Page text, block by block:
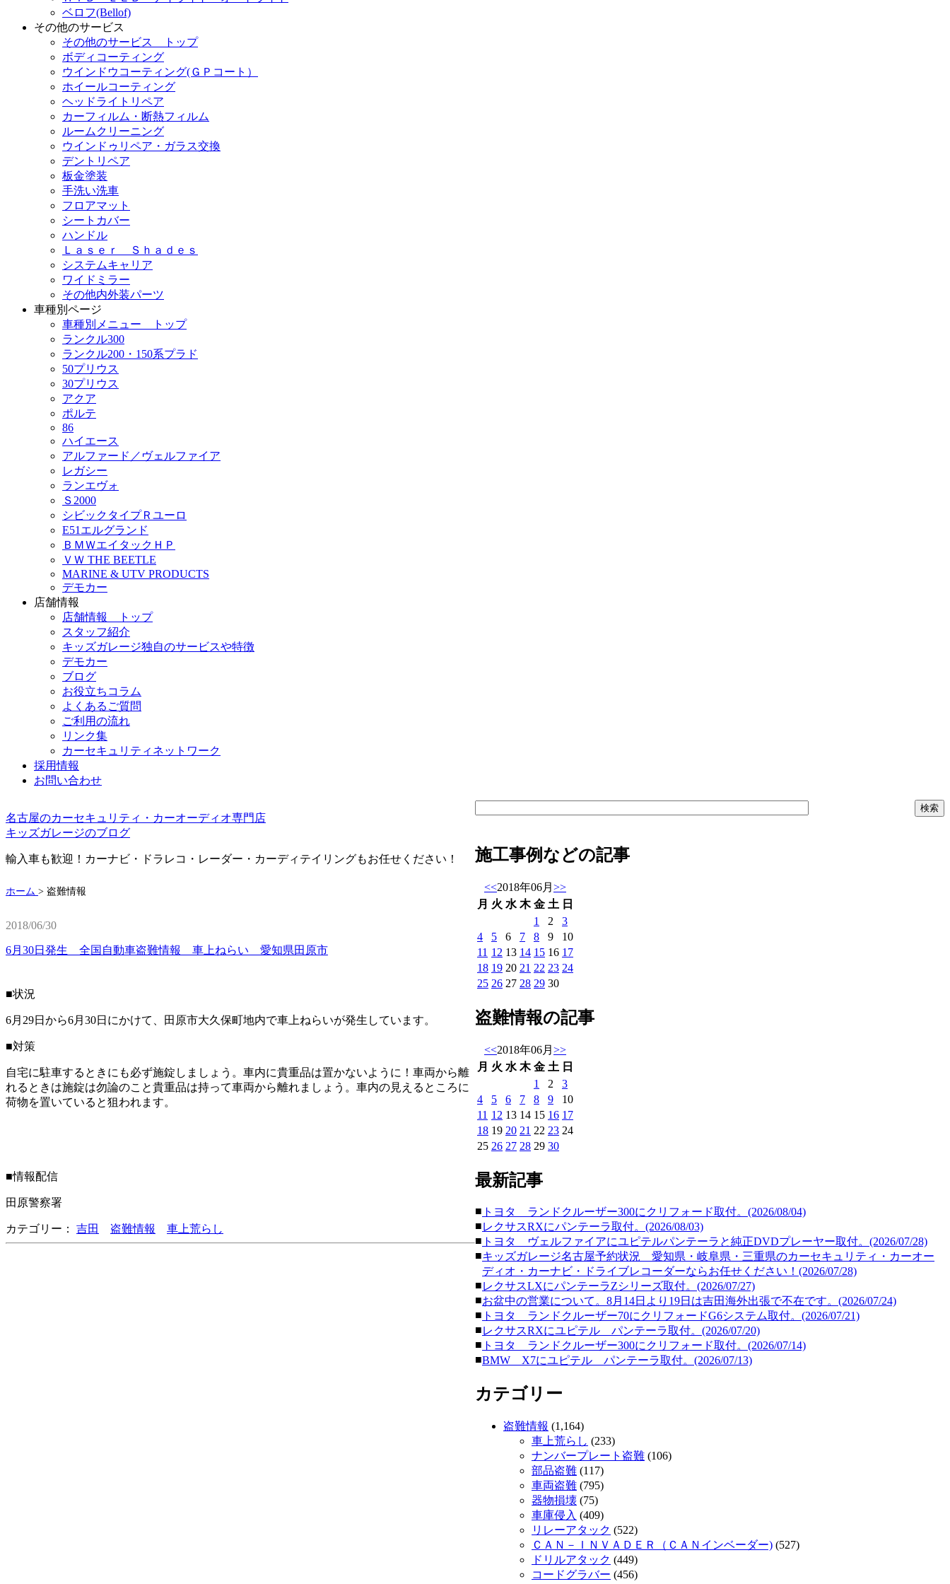
ベロフ(Bellof)
その他のサービス
その他のサービス トップ
ボディコーティング
ウインドウコーティング(ＧＰコート）
ホイールコーティング
ヘッドライトリペア
カーフィルム・断熱フィルム
ルームクリーニング
ウインドゥリペア・ガラス交換
デントリペア
板金塗装
手洗い洗車
フロアマット
シートカバー
ハンドル
Ｌａｓｅｒ Ｓｈａｄｅｓ
システムキャリア
ワイドミラー
その他内外装パーツ
車種別ページ
車種別メニュー トップ
ランクル300
ランクル200・150系プラド
50プリウス
30プリウス
アクア
ポルテ
86
ハイエース
アルファード／ヴェルファイア
レガシー
ランエヴォ
Ｓ2000
シビックタイプＲユーロ
E51エルグランド
ＢＭＷエイタックＨＰ
ＶＷ THE BEETLE
MARINE & UTV PRODUCTS
デモカー
店舗情報
店舗情報 トップ
スタッフ紹介
キッズガレージ独自のサービスや特徴
デモカー
ブログ
お役立ちコラム
よくあるご質問
ご利用の流れ
リンク集
カーセキュリティネットワーク
採用情報
お問い合わせ
名古屋のカーセキュリティ・カーオーディオ専門店
キッズガレージのブログ
輸入車も歓迎！カーナビ・ドラレコ・レーダー・カーディテイリングもお任せください！
ホーム > 盗難情報
2018/06/30
6月30日発生 全国自動車盗難情報 車上ねらい 愛知県田原市
■状況
6月29日から6月30日にかけて、田原市大久保町地内で車上ねらいが発生しています。
■対策
自宅に駐車するときにも必ず施錠しましょう。車内に貴重品は置かないように！車両から離
れるときは施錠は勿論のこと貴重品は持って車両から離れましょう。車内の見えるところに
荷物を置いていると狙われます。
■情報配信
田原警察署
カテゴリー： 吉田 盗難情報 車上荒らし
施工事例などの記事
<<2018年06月 >>
月 火 水 木 金 土 日
1
2
3
4
5 6 7 8 9
10
11 12 13 14 15 16 17
18 19 20 21 22 23 24
25 26 27 28 29 30
盗難情報の記事
<<2018年06月 >>
月 火 水 木 金 土 日
1
2
3
4
5 6 7 8 9
10
11 12 13 14 15 16 17
18 19 20 21 22 23 24
25 26 27 28 29 30
最新記事
■ トヨタ ランドクルーザー300にクリフォード取付。(2026/08/04)
■レクサスRXにパンテーラ取付。(2026/08/03)
■ トヨタ ヴェルファイアにユピテルパンテーラと純正DVDプレーヤー取付。(2026/07/28)
■キッズガレージ名古屋予約状況 愛知県・岐阜県・三重県のカーセキュリティ・カーオー
ディオ・カーナビ・ドライブレコーダーならお任せください！(2026/07/28)
■レクサスLXにパンテーラZシリーズ取付。(2026/07/27)
■お盆中の営業について。8月14日より19日は吉田海外出張で不在です。(2026/07/24)
■ トヨタ ランドクルーザー70にクリフォードG6システム取付。(2026/07/21)
■レクサスRXにユピテル パンテーラ取付。(2026/07/20)
■ トヨタ ランドクルーザー300にクリフォード取付。(2026/07/14)
■BMW X7にユピテル パンテーラ取付。(2026/07/13)
カテゴリー
盗難情報 (1,164)
車上荒らし (233)
ナンバープレート盗難 (106)
部品盗難 (117)
車両盗難 (795)
器物損壊 (75)
車庫侵入 (409)
リレーアタック (522)
ＣＡＮ－ＩＮＶＡＤＥＲ（ＣＡＮインベーダー) (527)
ドリルアタック (449)
コードグラバー (456)